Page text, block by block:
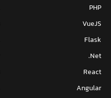
PHP
VueJS
Flask
Net.
React
Angular